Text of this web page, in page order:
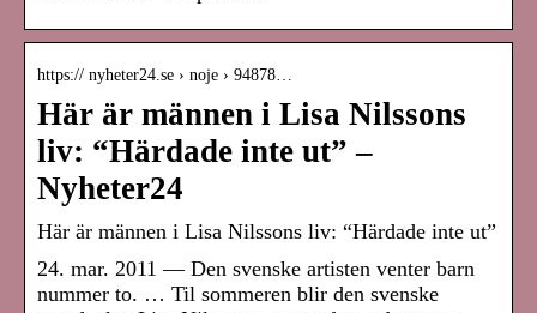
https:// nyheter24.se › noje › 94878…
Här är männen i Lisa Nilssons
liv: “Härdade inte ut” –
Nyheter24
Här är männen i Lisa Nilssons liv: “Härdade inte ut”
24. mar. 2011 — Den svenske artisten venter barn
nummer to. … Til sommeren blir den svenske